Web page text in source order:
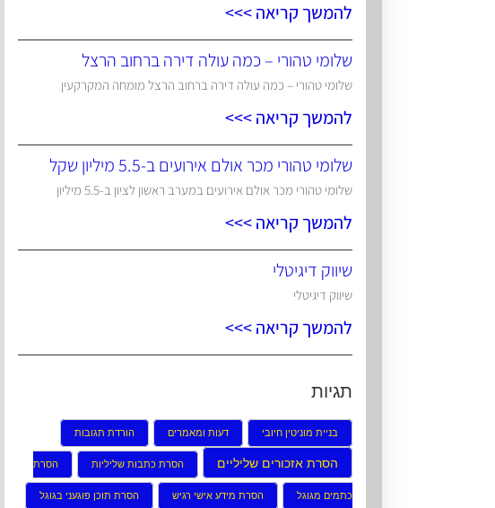
להמשך קריאה >>>
שלומי טהורי – כמה עולה דירה ברחוב הרצל
שלומי טהורי – כמה עולה דירה ברחוב הרצל מומחה המקרקעין
להמשך קריאה >>>
שלומי טהורי מכר אולם אירועים ב-5.5 מיליון שקל
שלומי טהורי מכר אולם אירועים במערב ראשון לציון ב-5.5 מיליון
להמשך קריאה >>>
שיווק דיגיטלי
שיווק דיגיטלי
להמשך קריאה >>>
תגיות
בניית מוניטין חיובי דעות ומאמרים הורדת תגובות
הסרת אזכורים שליליים הסרת כתבות שליליות הסרת
כתמים מגוגל הסרת מידע אישי רגיש הסרת תוכן פוגעני בגוגל